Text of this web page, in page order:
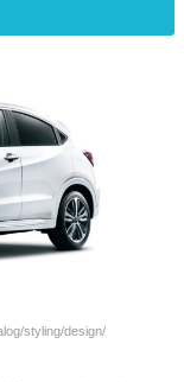
styling/design/